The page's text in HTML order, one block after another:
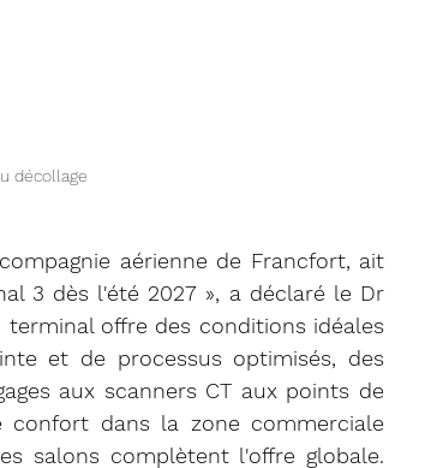
décollage
aérienne de Francfort, ait
3 dès l'été 2027 », a déclaré le Dr
terminal offre des conditions idéales
et de processus optimisés, des
aux scanners CT aux points de
confort dans la zone commerciale
salons complètent l'offre globale.